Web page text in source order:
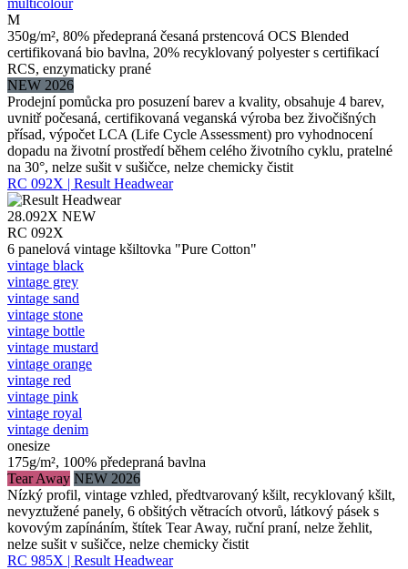
M
350g/m², 80% předepraná česaná prstencová OCS Blended
certifikovaná bio bavlna, 20% recyklovaný polyester s certifikací
RCS, enzymaticky prané
NEW 2026
Prodejní pomůcka pro posuzení barev a kvality, obsahuje 4 barev,
uvnitř počesaná, certifikovaná veganská výroba bez živočišných
přísad, výpočet LCA (Life Cycle Assessment) pro vyhodnocení
dopadu na životní prostředí během celého životního cyklu, pratelné
na 30°, nelze sušit v sušičce, nelze chemicky čistit
RC 092X | Result Headwear
28.092X NEW
RC 092X
6 panelová vintage kšiltovka "Pure Cotton"
vintage black
vintage grey
vintage sand
vintage stone
vintage bottle
vintage mustard
vintage orange
vintage red
vintage pink
vintage royal
vintage denim
onesize
175g/m², 100% předepraná bavlna
Tear Away NEW 2026
Nízký profil, vintage vzhled, předtvarovaný kšilt, recyklovaný kšilt,
nevyztužené panely, 6 obšitých větracích otvorů, látkový pásek s
kovovým zapínáním, štítek Tear Away, ruční praní, nelze žehlit,
nelze sušit v sušičce, nelze chemicky čistit
RC 985X | Result Headwear